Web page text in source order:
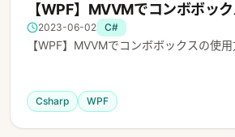
【WPF】MVVMでコンボボッ
2023-06-02 C#
【WPF】MVVMでコンボボックスの使
Csharp WPF